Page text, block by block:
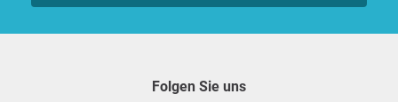
Folgen Sie uns